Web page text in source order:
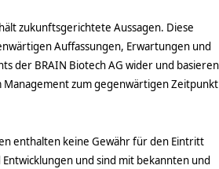
zukunftsgerichtete Aussagen. Diese
Auffassungen, Erwartungen und
der BRAIN Biotech AG wider und basieren
zum gegenwärtigen Zeitpunkt
enthalten keine Gewähr für den Eintritt
und sind mit bekannten und